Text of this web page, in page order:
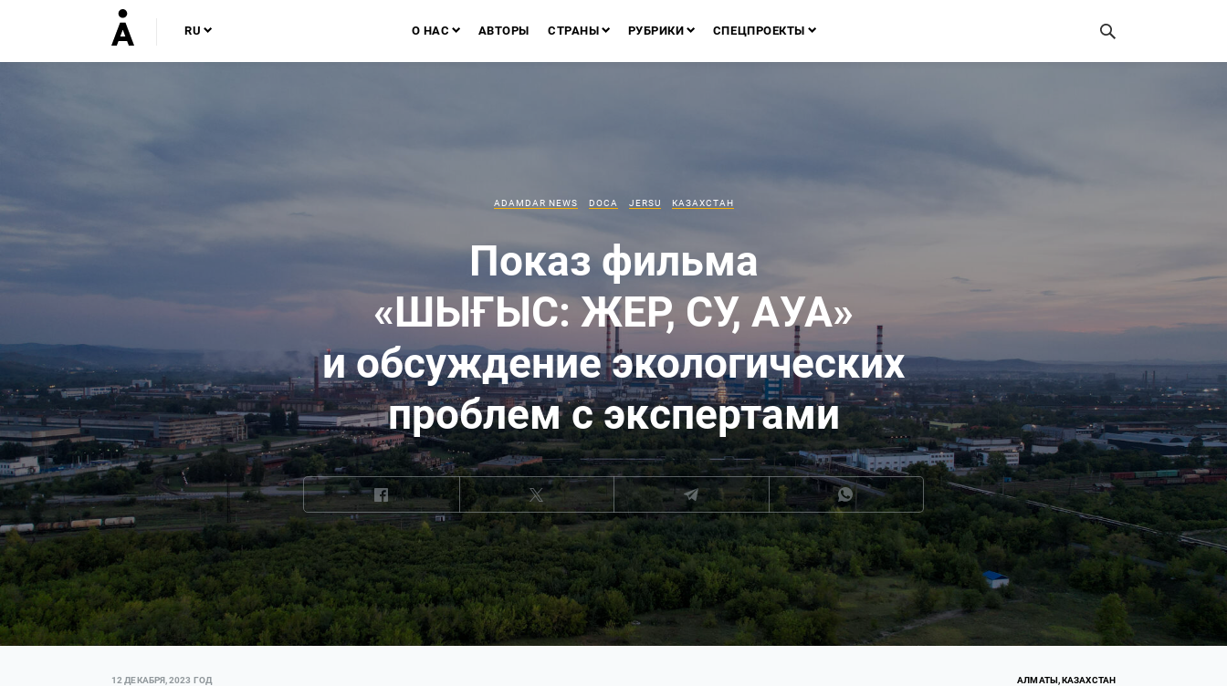
RU О НАС АВТОРЫ СТРАНЫ РУБРИКИ СПЕЦПРОЕКТЫ
ADAMDAR NEWS DOCA JERSU КАЗАХСТАН
Показ фильма
«ШЫҒЫС: ЖЕР, СУ, АУА»
и обсуждение экологических
проблем с экспертами
12 ДЕКАБРЯ, 2023 ГОД АЛМАТЫ, КАЗАХСТАН